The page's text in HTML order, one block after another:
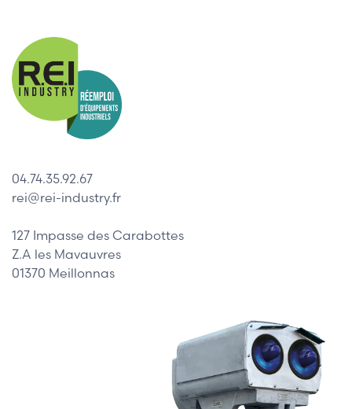
04.74.35.92.67
rei@rei-industry.fr
127 Impasse des Carabottes
Z.A les Mavauvres
01370 Meillonnas